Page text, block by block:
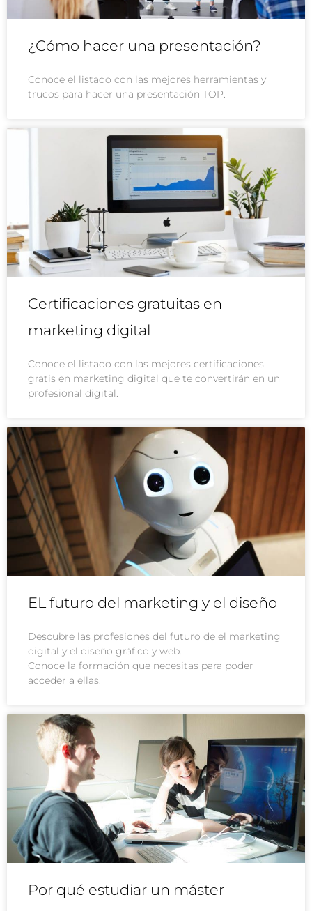
¿Cómo hacer una presentación?
Conoce el listado con las mejores herramientas y
trucos para hacer una presentación TOP.
Certificaciones gratuitas en
marketing digital
Conoce el listado con las mejores certificaciones
gratis en marketing digital que te convertirán en un
profesional digital.
EL futuro del marketing y el diseño
Descubre las profesiones del futuro de el marketing
digital y el diseño gráfico y web.
Conoce la formación que necesitas para poder
acceder a ellas.
Por qué estudiar un máster